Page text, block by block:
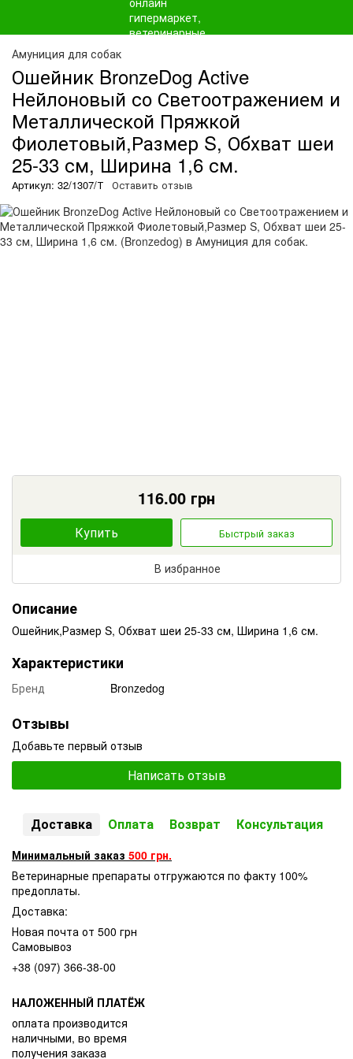
Амуниция для собак
Ошейник BronzeDog Active
Нейлоновый со Светоотражением и
Металлической Пряжкой
Фиолетовый,Размер S, Обхват шеи
25-33 см, Ширина 1,6 см.
Артикул: 32/1307/Т Оставить отзыв
116.00 грн
Купить Быстрый заказ
В избранное
Описание
Ошейник,Размер S, Обхват шеи 25-33 см, Ширина 1,6 см.
Характеристики
Бренд Bronzedog
Отзывы
Добавьте первый отзыв
Написать отзыв
Доставка Оплата Возврат Консультация
Минимальный заказ 500 грн.
Ветеринарные препараты отгружаются по факту 100%
предоплаты.
Доставка:
Новая почта от 500 грн
Самовывоз
+38 (097) 366-38-00
НАЛОЖЕННЫЙ ПЛАТЁЖ
оплата производится
наличными, во время
получения заказа